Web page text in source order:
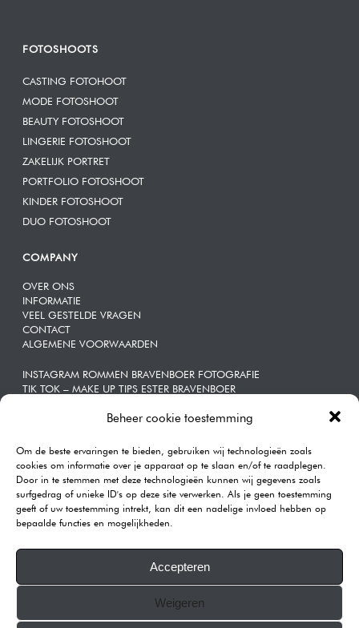
Beheer cookie toestemming
Om de beste ervaringen te bieden, gebruiken wij technologieën zoals
cookies om informatie over je apparaat op te slaan en/of te raadplegen.
Door in te stemmen met deze technologieën kunnen wij gegevens zoals
surfgedrag of unieke ID's op deze site verwerken. Als je geen toestemming
geeft of uw toestemming intrekt, kan dit een nadelige invloed hebben op
bepaalde functies en mogelijkheden.
Accepteren
Weigeren
FOTOSHOOTS
CASTING FOTOHOOT
MODE FOTOSHOOT
BEAUTY FOTOSHOOT
LINGERIE FOTOSHOOT
ZAKELIJK PORTRET
PORTFOLIO FOTOSHOOT
KINDER FOTOSHOOT
DUO FOTOSHOOT
COMPANY
OVER ONS
INFORMATIE
VEEL GESTELDE VRAGEN
CONTACT
ALGEMENE VOORWAARDEN
INSTAGRAM ROMMEN BRAVENBOER FOTOGRAFIE
TIK TOK – MAKE UP TIPS ESTER BRAVENBOER
ZAKELIJKE | PORTRETTEN
CONTACT
Rommen | Bravenboer Fotografie
Katendrechtse Lagedijk 443A
3082GB Rotterdam
Our Reviews on Google